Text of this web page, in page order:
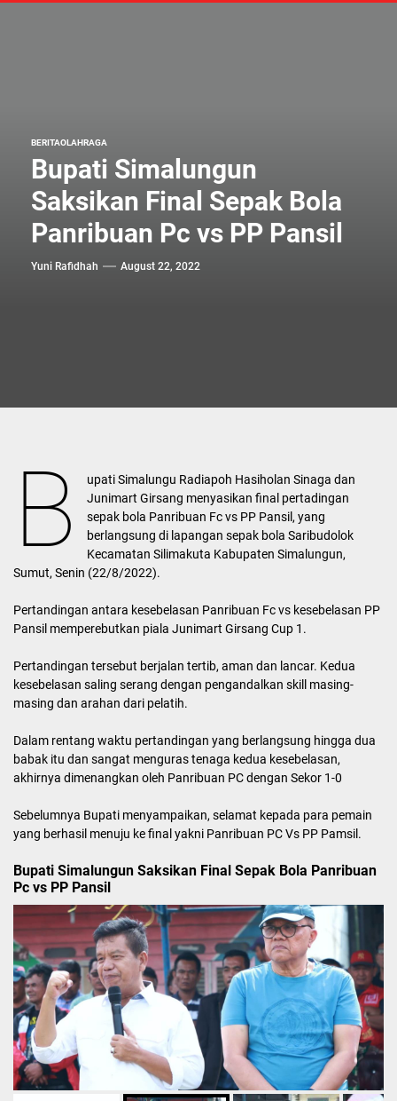
BERITAOLAHRAGA
Bupati Simalungun
Saksikan Final Sepak Bola
Panribuan Pc vs PP Pansil
Yuni Rafidhah August 22, 2022
B
upati Simalungu Radiapoh Hasiholan Sinaga dan
Junimart Girsang menyasikan final pertadingan
sepak bola Panribuan Fc vs PP Pansil, yang
berlangsung di lapangan sepak bola Saribudolok
Kecamatan Silimakuta Kabupaten Simalungun,
Sumut, Senin (22/8/2022).
Pertandingan antara kesebelasan Panribuan Fc vs kesebelasan PP
Pansil memperebutkan piala Junimart Girsang Cup 1.
Pertandingan tersebut berjalan tertib, aman dan lancar. Kedua
kesebelasan saling serang dengan pengandalkan skill masing-
masing dan arahan dari pelatih.
Dalam rentang waktu pertandingan yang berlangsung hingga dua
babak itu dan sangat menguras tenaga kedua kesebelasan,
akhirnya dimenangkan oleh Panribuan PC dengan Sekor 1-0
Sebelumnya Bupati menyampaikan, selamat kepada para pemain
yang berhasil menuju ke final yakni Panribuan PC Vs PP Pamsil.
Bupati Simalungun Saksikan Final Sepak Bola Panribuan
Pc vs PP Pansil